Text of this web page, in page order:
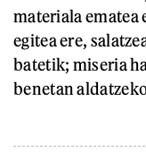
materiala ematea
egitea ere,
batetik; miseria
benetan